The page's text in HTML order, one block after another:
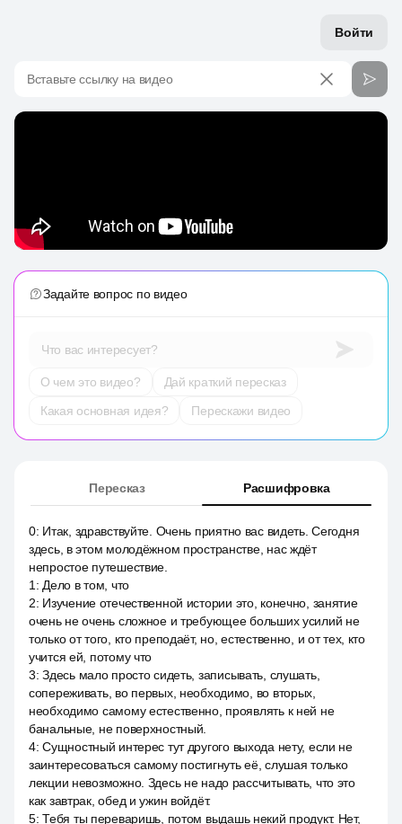
Войти
Вставьте ссылку на видео
Задайте вопрос по видео
Что вас интересует?
О чем это видео?
Дай краткий пересказ
Какая основная идея?
Перескажи видео
Пересказ Расшифровка
0: Итак, здравствуйте. Очень приятно вас видеть. Сегодня
здесь, в этом молодёжном пространстве, нас ждёт
непростое путешествие.
1 : Дело в том, что
2: Изучение отечественной истории это, конечно, занятие
очень не очень сложное и требующее больших усилий не
только от того, кто преподаёт, но, естественно, и от тех, кто
учится ей, потому что
3:Здесь мало просто сидеть, записывать, слушать,
сопереживать, во первых, необходимо, во вторых,
необходимо самому естественно, проявлять к ней не
банальные, не поверхностный.
4:Сущностный интерес тут другого выхода нету, если не
заинтересоваться самому постигнуть её, слушая только
лекции невозможно. Здесь не надо рассчитывать, что это
как завтрак, обед и ужин войдёт.
5:Тебя ты переваришь, потом выдашь некий продукт. Нет,